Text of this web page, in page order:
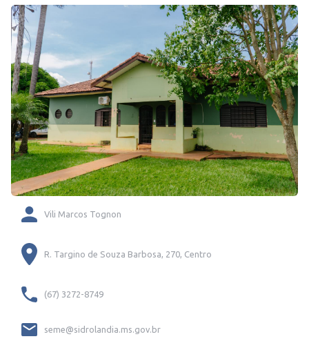
Vili Marcos Tognon
R. Targino de Souza Barbosa, 270, Centro
(67) 3272-8749
seme@sidrolandia.ms.gov.br